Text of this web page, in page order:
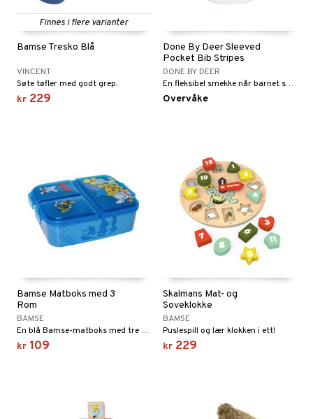
Finnes i flere varianter
Bamse Tresko Blå
VINCENT
Søte tøfler med godt grep.
kr 229
Done By Deer Sleeved
Pocket Bib Stripes
DONE BY DEER
En fleksibel smekke når barnet skal spise selv!
Overvåke
Bamse Matboks med 3
Rom
BAMSE
En blå Bamse-matboks med tre rom.
kr 109
Skalmans Mat- og
Soveklokke
BAMSE
Puslespill og lær klokken i ett!
kr 229